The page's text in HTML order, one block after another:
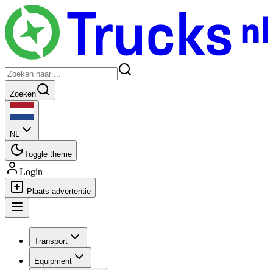
Zoeken
NL
Toggle theme
Login
Plaats advertentie
Transport
Equipment